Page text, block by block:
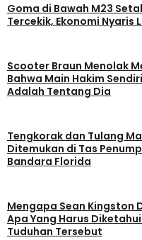
Goma di Bawah M23
Tercekik, Ekonomi Nyaris
Scooter Braun Menolak
Bahwa Main Hakim
Adalah Tentang Dia
Tengkorak dan Tulang
Ditemukan di Tas
Bandara Florida
Mengapa Sean Kingston
Apa Yang Harus
Tuduhan Tersebut